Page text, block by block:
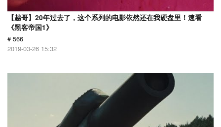
【越哥】20年过去了，这个系列的电影依然还在我硬盘里！速看
《黑客帝国1》
# 566
2019-03-26 15:32